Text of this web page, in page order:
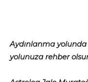
Aydınlanma yolunda
yolunuza rehber